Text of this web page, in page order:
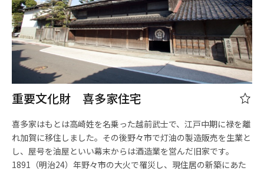
重要文化財 喜多家住宅
喜多家はもとは高崎姓を名乗った越前武士で、江戸中期に禄を離
れ加賀に移住しました。その後野々市で灯油の製造販売を生業と
し、屋号を油屋といい幕末からは酒造業を営んだ旧家です。
1891（明治24）年野々市の大火で罹災し、現住居の新築にあた